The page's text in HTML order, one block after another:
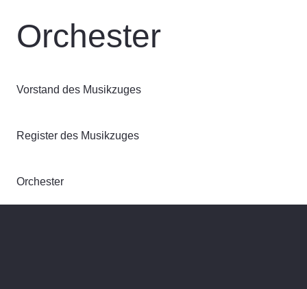
Orchester
Vorstand des Musikzuges
Register des Musikzuges
Orchester